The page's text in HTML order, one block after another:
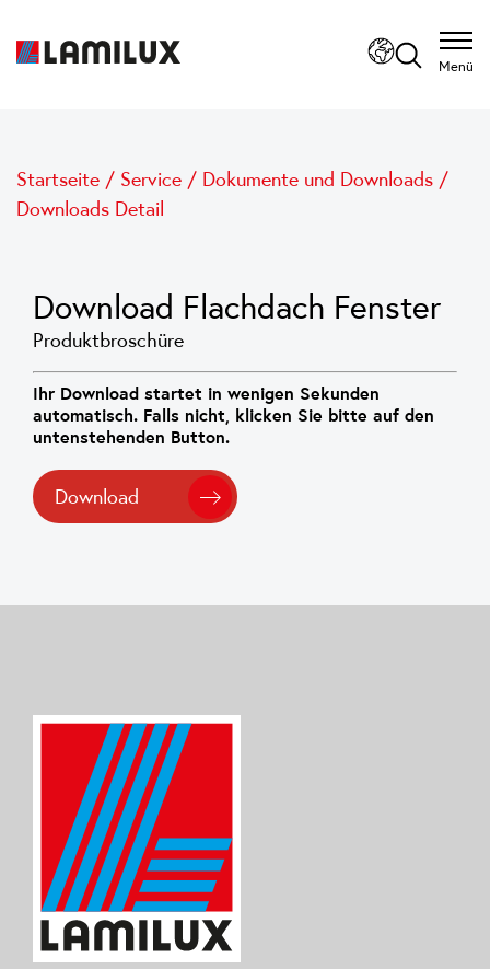
Menü
Startseite / Service / Dokumente und Downloads /
Downloads Detail
Download Flachdach Fenster
Produktbroschüre
Ihr Download startet in wenigen Sekunden
automatisch. Falls nicht, klicken Sie bitte auf den
untenstehenden Button.
Download